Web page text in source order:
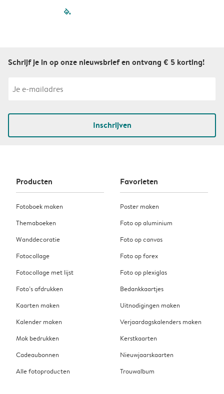
filled-pagination
Schrijf je in op onze nieuwsbrief en ontvang € 5 korting!
Inschrijven
Producten
Fotoboek maken
Themaboeken
Wanddecoratie
Fotocollage
Fotocollage met lijst
Foto’s afdrukken
Kaarten maken
Kalender maken
Mok bedrukken
Cadeaubonnen
Alle fotoproducten
Favorieten
Poster maken
Foto op aluminium
Foto op canvas
Foto op forex
Foto op plexiglas
Bedankkaartjes
Uitnodigingen maken
Verjaardagskalenders maken
Kerstkaarten
Nieuwjaarskaarten
Trouwalbum